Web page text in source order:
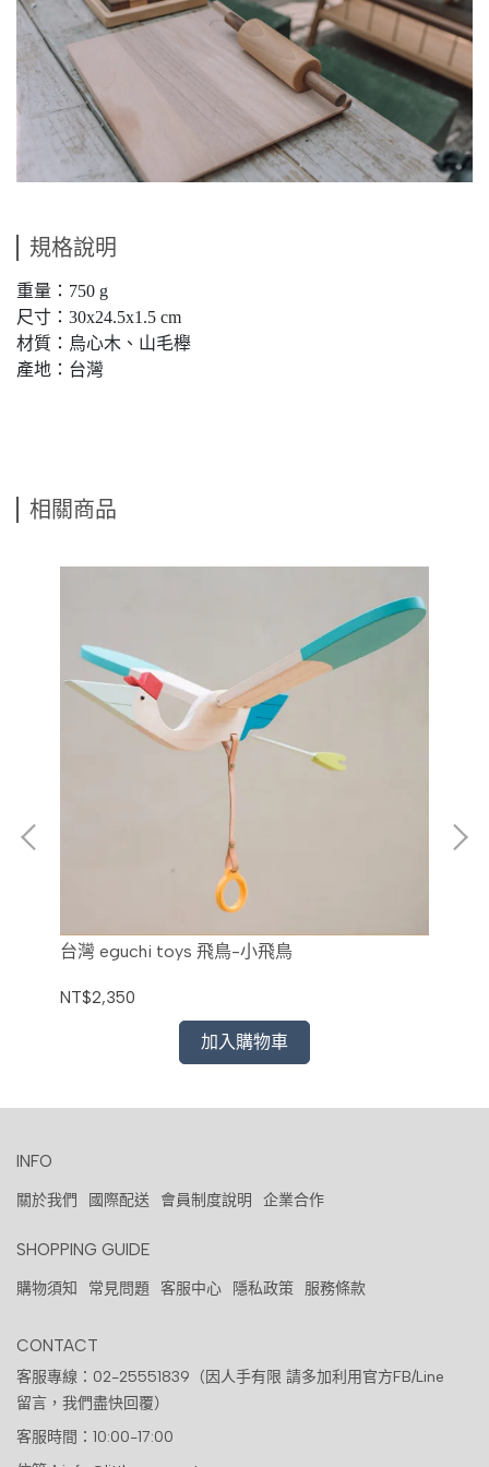
規格說明
重量：750 g
尺寸：30x24.5x1.5 cm
材質：烏心木、山毛櫸
產地：台灣
相關商品
台灣 eguchi toys 飛鳥-小飛鳥
NT$2,350
加入購物車
INFO
關於我們 國際配送 會員制度說明 企業合作
SHOPPING GUIDE
購物須知 常見問題 客服中心 隱私政策 服務條款
CONTACT
客服專線：02-25551839（因人手有限 請多加利用官方FB/Line
留言，我們盡快回覆）
客服時間：10:00-17:00